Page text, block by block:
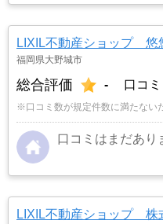
LIXIL不動産ショップ 悠
福岡県大野城市
総合評価 - 口コミ
※口コミ数が規定件数に満たない
口コミはまだあり
LIXIL不動産ショップ 株